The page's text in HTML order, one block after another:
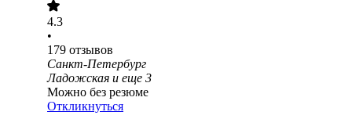
4.3
•
179 отзывов
Санкт-Петербург
Ладожская и еще 3
Можно без резюме
Откликнуться